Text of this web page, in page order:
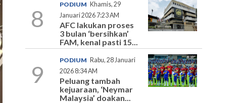
8
PODIUM Khamis, 29
Januari 2026 7:23 AM
AFC lakukan proses
3 bulan ‘bersihkan’
FAM, kenal pasti 15...
9
PODIUM Rabu, 28 Januari
2026 8:34 AM
Peluang tambah
kejuaraan, ‘Neymar
Malaysia’ doakan...